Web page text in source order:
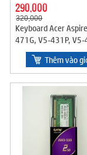
290,000
320,000
Keyboard Acer
471G, V5-431P,
V5-471P
Thêm vào